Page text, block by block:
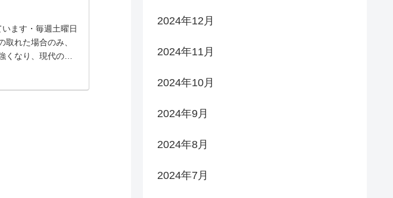
ます・毎週土曜日
れた場合のみ、
なり、現代の荒
2024年12月
2024年11月
2024年10月
2024年9月
2024年8月
2024年7月